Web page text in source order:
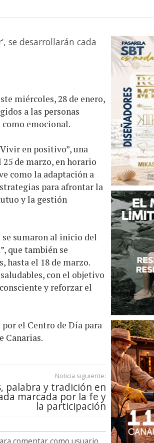
se desarrollarán cada
miércoles, 28 de enero,
a las personas
emocional.
en positivo”, una
de marzo, en horario
como la adaptación a
para afrontar la
y la gestión
se sumaron al inicio del
que también se
hasta el 18 de marzo.
con el objetivo
y reforzar el
el Centro de Día para
Canarias.
Noticia siguiente:
palabra y tradición en
marcada por la fe y
la participación